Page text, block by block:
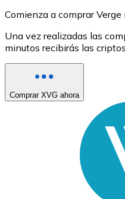
Comienza a comprar Verge
Una vez realizadas las
minutos recibirás las
Comprar XVG ahora